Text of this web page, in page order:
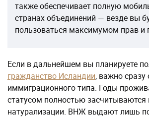
также обеспечивает полную
странах объединений — везде вы
пользоваться максимумом прав и
Если в дальнейшем вы планируете
гражданство Исландии, важно
иммиграционного типа. Годы
статусом полностью засчитываются
натурализации. ВНЖ выдают лишь